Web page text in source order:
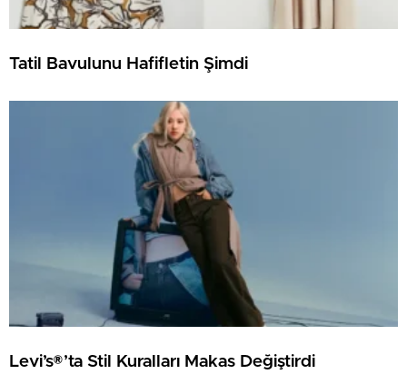
Tatil Bavulunu Hafifletin Şimdi
Levi’s®’ta Stil Kuralları Makas Değiştirdi